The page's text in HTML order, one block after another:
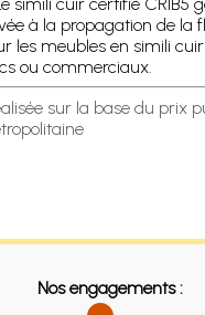
à la propagation de la
les meubles en simili
ou commerciaux.
sur la base du prix
Nos engagements :